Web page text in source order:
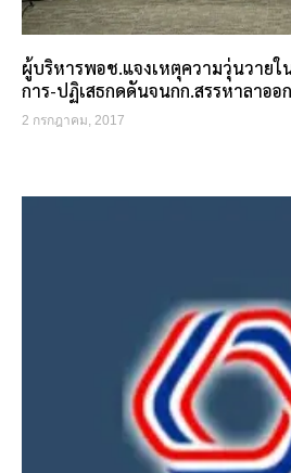
ผู้บริหารพอช.แจงเหตุความวุ่นวายใ
การ-ปฏิเสธกดดันจนกก.สรรหาลาออก
2 กรกฎาคม, 2017